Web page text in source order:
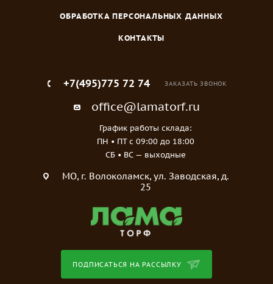
ОБРАБОТКА ПЕРСОНАЛЬНЫХ ДАННЫХ
КОНТАКТЫ
+7(495)775 72 74 ЗАКАЗАТЬ ЗВОНОК
office@lamatorf.ru
График работы склада:
ПН • ПТ c 09:00 до 18:00
СБ • ВС — выходные
МO, г. Волоколамск, ул. Заводская, д.
25
ПОДПИСАТЬСЯ НА РАССЫЛКУ